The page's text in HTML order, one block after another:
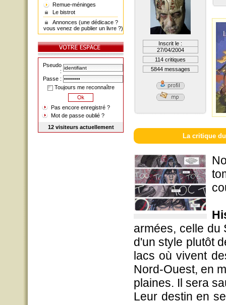
Remue-méninges
Le bistrot
Annonces (une dédicace ?
vous venez de publier un livre ?)
Pseudo
:
Passe :
Toujours me reconnaître
Pas encore enregistré ?
Mot de passe oublié ?
12 visiteurs actuellement
Inscrit le :
27/04/2004
114 critiques
5844 messages
La critique
armées, celle du
d'un style plutôt
lacs où vivent
Nord-Ouest, en
plaines. Il sera
Leur destin en